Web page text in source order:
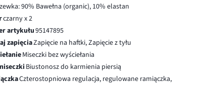
90% Bawełna (organic), 10% elastan
czarny x 2
artykułu95147895
zapięciaZapięcie na haftki, Zapięcie z tyłu
Miseczki bez wyściełania
Biustonosz do karmienia piersią
Czterostopniowa regulacja, regulowane ramiączka,